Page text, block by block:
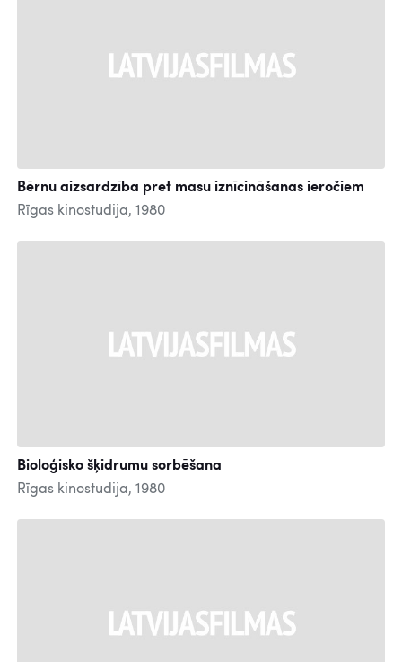
Bērnu aizsardzība pret masu iznīcināšanas ieročiem
Rīgas kinostudija, 1980
Bioloģisko šķidrumu sorbēšana
Rīgas kinostudija, 1980